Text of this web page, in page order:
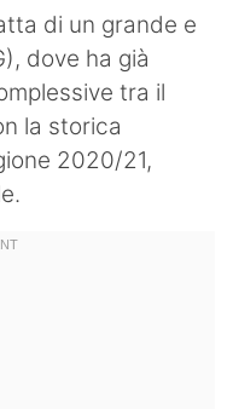
di un grande e
dove ha già
tra il
la storica
2020/21,